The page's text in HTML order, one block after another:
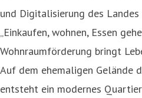
und Digitalisierung des
„Einkaufen, wohnen, Essen
Wohnraumförderung bringt
Auf dem ehemaligen Gelände
entsteht ein modernes